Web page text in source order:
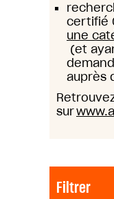
certifié
une
(et
auprès
sur
Filtrer